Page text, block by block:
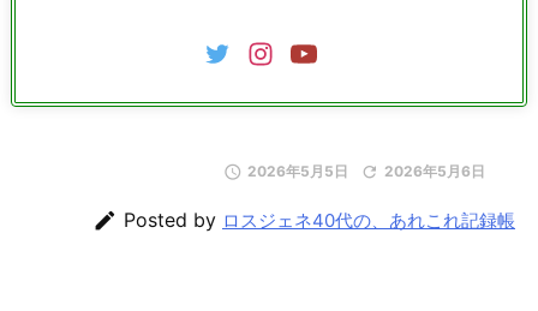
 2026年5月5日  2026年5月6日
 Posted by ロスジェネ40代の、あれこれ記録帳